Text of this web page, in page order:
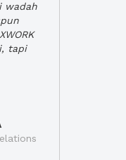
wadah
tapi